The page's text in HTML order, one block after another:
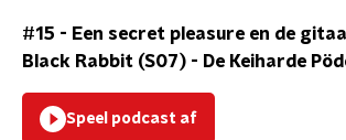
#15 - Een secret pleasure en de
Black Rabbit (S07) - De Keiharde
Speel podcast af